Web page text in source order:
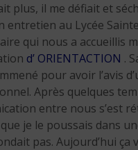
plus, il me défiait et
entretien au Lycée
qui nous a accueillis
d’ ORIENTACTION .
pour avoir l’avis
Après quelques
entre nous s’est
je le poussais dans
pas. Aujourd’hui ça